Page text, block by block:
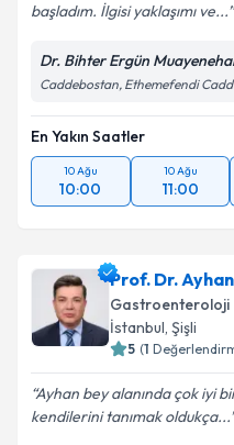
başladım. İlgisi yaklaşımı ve...
Dr. Bihter Ergün
Caddebostan, Ethemefendi
En Yakın Saatler
10 Ağu
10:00
10 Ağu
11:00
Prof. Dr.
Gastroenteroloji
İstanbul, Şişli
5 (1
Ayhan bey alanında çok iyi
kendilerini tanımak oldukça...